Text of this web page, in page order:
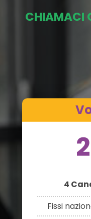
CHIAMACI
2
4
Fissi